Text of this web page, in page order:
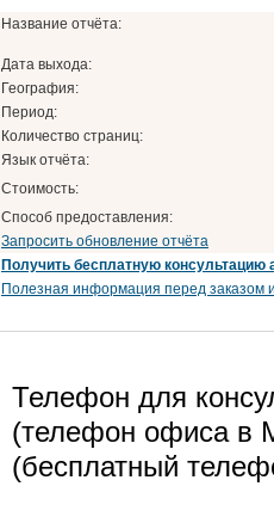
Название отчёта:
Дата выхода:
География:
Период:
Количество страниц:
Язык отчёта:
Стоимость:
Способ предоставления:
Запросить обновление отчёта
Получить бесплатную консультацию
Полезная информация перед заказом
Телефон для
(телефон офиса в
(бесплатный